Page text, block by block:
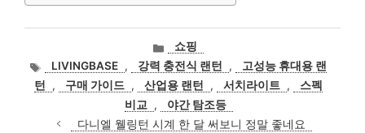
카
테
고
리
쇼핑
태
그
LIVINGBASE , 강력 충전식 랜턴 ,
고성능 휴대용 랜
턴
, 구매 가이드 , 산업용 랜턴 , 서치라이트 ,
스펙
비교
,
야간 탐조등
다니엘 웰링턴 시계 한 달 써보니 정말 좋네요